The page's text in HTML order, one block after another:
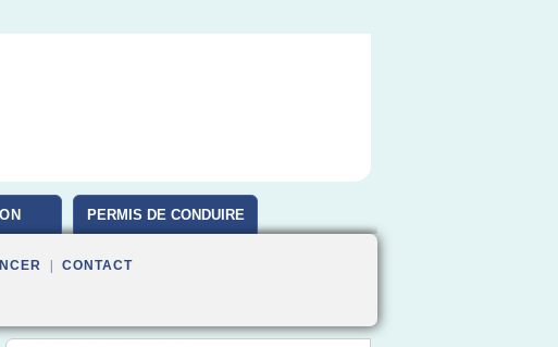
PERMIS DE CONDUIRE
CONTACT